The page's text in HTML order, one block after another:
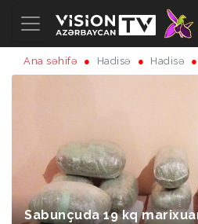
Ana səhifə Hadisə Hadisə
Sabunçuda 19 kq